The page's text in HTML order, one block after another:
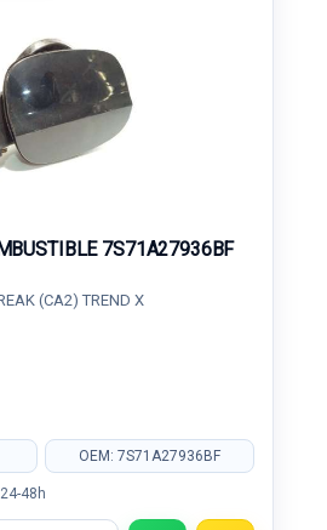
7S71A27936BF
(CA2) TREND X
OEM: 7S71A27936BF
48h